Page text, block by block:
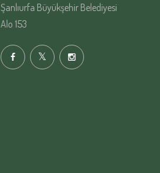
Şanlıurfa Büyükşehir Belediyesi
Alo 153